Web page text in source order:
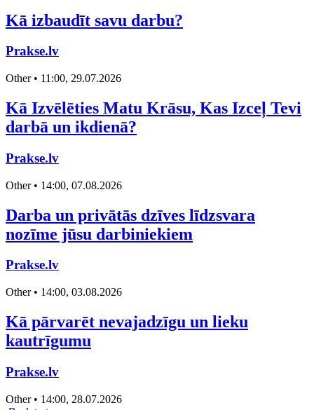
Kā izbaudīt savu darbu?
Prakse.lv
Other • 11:00, 29.07.2026
Kā Izvēlēties Matu Krāsu, Kas Izceļ Tevi
darbā un ikdienā?
Prakse.lv
Other • 14:00, 07.08.2026
Darba un privātās dzīves līdzsvara
nozīme jūsu darbiniekiem
Prakse.lv
Other • 14:00, 03.08.2026
Kā pārvarēt nevajadzīgu un lieku
kautrīgumu
Prakse.lv
Other • 14:00, 28.07.2026